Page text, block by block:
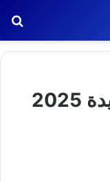
تردد قنوات مودرن الجديدة 2025